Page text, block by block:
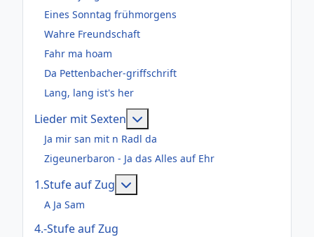
Eines Sonntag frühmorgens
Wahre Freundschaft
Fahr ma hoam
Da Pettenbacher-griffschrift
Lang, lang ist's her
Lieder mit Sexten
Ja mir san mit n Radl da
Zigeunerbaron - Ja das Alles auf Ehr
1.Stufe auf Zug
A Ja Sam
4.-Stufe auf Zug